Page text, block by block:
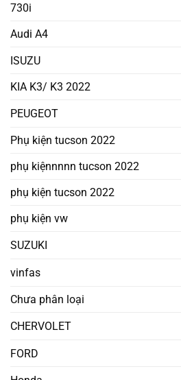
730i
Audi A4
ISUZU
KIA K3/ K3 2022
PEUGEOT
Phụ kiện tucson 2022
phụ kiệnnnnn tucson 2022
phụ kiện tucson 2022
phụ kiện vw
SUZUKI
vinfas
Chưa phân loại
CHERVOLET
FORD